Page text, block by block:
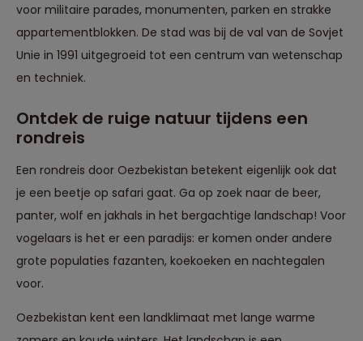
voor militaire parades, monumenten, parken en strakke
appartementblokken. De stad was bij de val van de Sovjet
Unie in 1991 uitgegroeid tot een centrum van wetenschap
en techniek.
Ontdek de ruige natuur tijdens een
rondreis
Een rondreis door Oezbekistan betekent eigenlijk ook dat
je een beetje op safari gaat. Ga op zoek naar de beer,
panter, wolf en jakhals in het bergachtige landschap! Voor
vogelaars is het er een paradijs: er komen onder andere
grote populaties fazanten, koekoeken en nachtegalen
voor.
Oezbekistan kent een landklimaat met lange warme